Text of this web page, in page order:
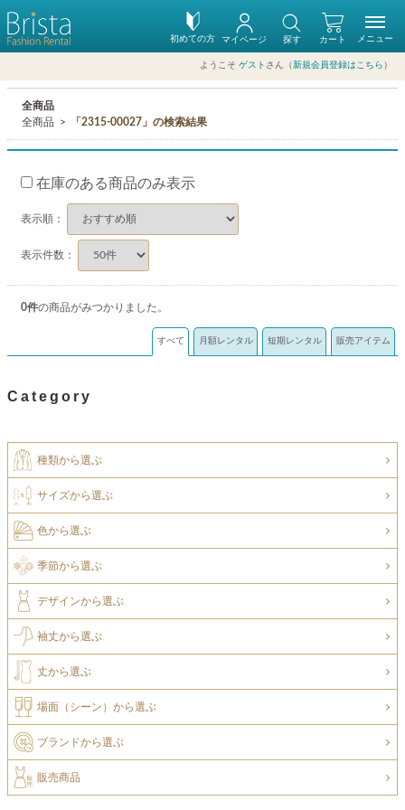
初めての方 カート
マイページ 探す
ようこそ ゲスト さん（新規会員登録はこちら ）
メニュー
全商品
全商品
「2315-00027」の検索結果
在庫のある商品のみ表示
表示順：
表示件数：
0件の商品がみつかりました。
すべて 月額レンタル 短期レンタル 販売アイテム
Category
種類から選ぶ
サイズから選ぶ
色から選ぶ
季節から選ぶ
デザインから選ぶ
袖丈から選ぶ
丈から選ぶ
場面（シーン）から選ぶ
ブランドから選ぶ
販売商品